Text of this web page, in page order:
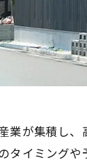
業が集積し
タイミングや